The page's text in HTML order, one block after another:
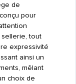
de
pour
tout
expressivité
ainsi un
mêlant
choix de